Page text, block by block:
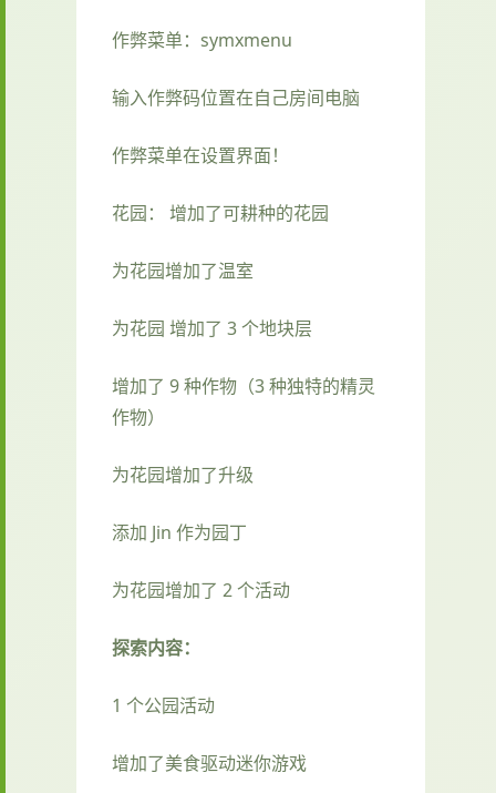
作弊菜单：symxmenu
输入作弊码位置在自己房间电脑
作弊菜单在设置界面！
花园： 增加了可耕种的花园
为花园增加了温室
为花园 增加了 3 个地块层
增加了 9 种作物（3 种独特的精灵
作物）
为花园增加了升级
添加 Jin 作为园丁
为花园增加了 2 个活动
探索内容：
1 个公园活动
增加了美食驱动迷你游戏